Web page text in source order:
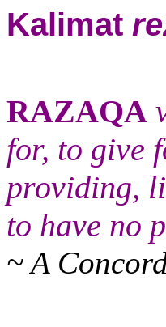
Kalimat
RAZAQA
for, to give
providing,
to have no
~ A